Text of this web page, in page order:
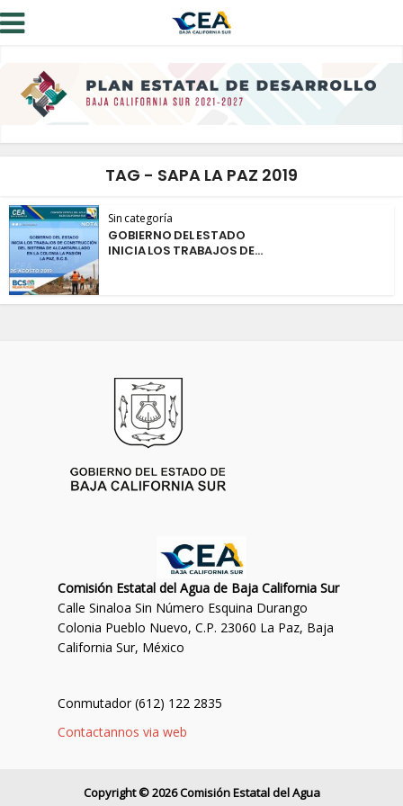
TAG - SAPA LA PAZ 2019
Sin categoría
GOBIERNO DEL ESTADO
INICIA LOS TRABAJOS DE...
Comisión Estatal del Agua de Baja California Sur
Calle Sinaloa Sin Número Esquina Durango
Colonia Pueblo Nuevo, C.P. 23060 La Paz, Baja
California Sur, México
Conmutador (612) 122 2835
Contactannos via web
Copyright © 2026 Comisión Estatal del Agua